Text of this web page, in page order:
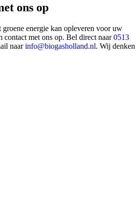
ons op
energie kan opleveren voor uw
contact met ons op. Bel direct naar0513
naarinfo@biogasholland.nl. Wij denken